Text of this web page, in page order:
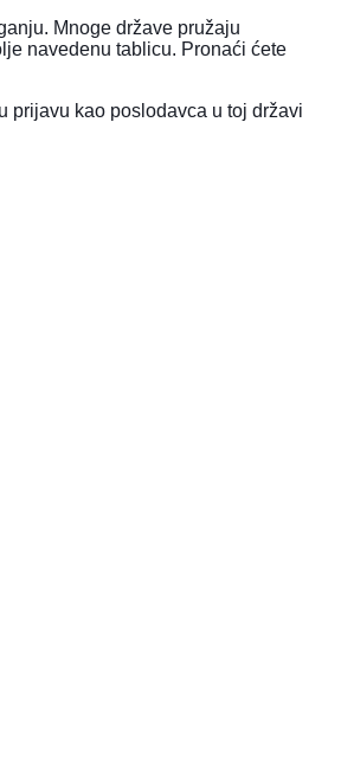
Mnoge države pružaju
navedenu tablicu. Pronaći ćete
prijavu kao poslodavca u toj državi